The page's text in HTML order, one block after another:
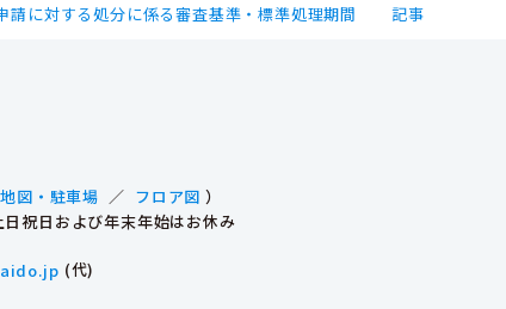
請に対する処分に係る審査基準・標準処理期間 記事
地図・駐車場 ／ フロア図 ）
祝日および年末年始はお休み
(代)